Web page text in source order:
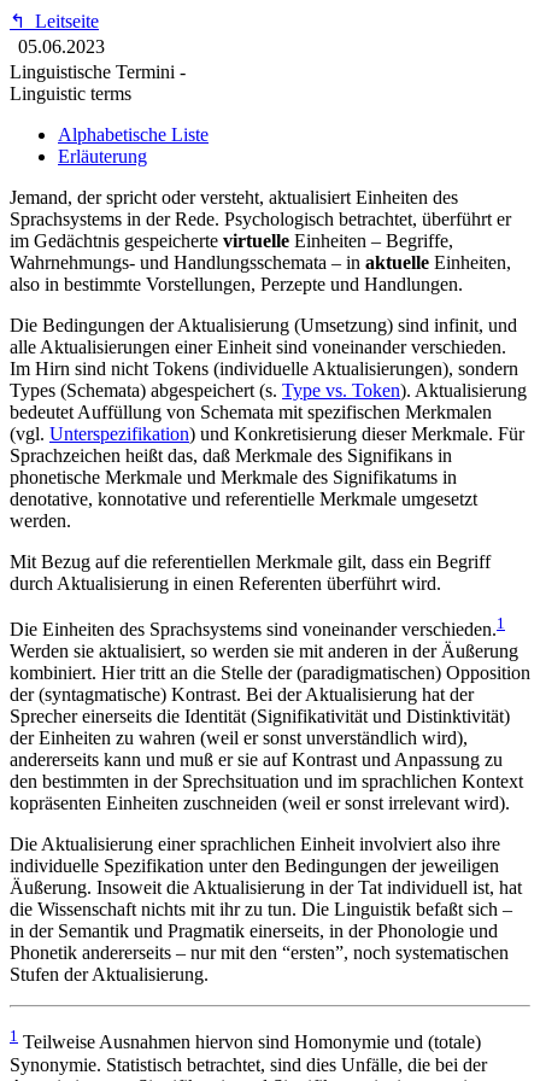
↰
Leitseite
05.06.2023
Linguistische Termini -
Linguistic terms
Alphabetische Liste
Erläuterung
Jemand, der spricht oder versteht, aktualisiert Einheiten des
Sprachsystems in der Rede. Psychologisch betrachtet, überführt er
im Gedächtnis gespeicherte virtuelle Einheiten – Begriffe,
Wahrnehmungs- und Handlungsschemata – in aktuelle Einheiten,
also in bestimmte Vorstellungen, Perzepte und Handlungen.
Die Bedingungen der Aktualisierung (Umsetzung) sind infinit, und
alle Aktualisierungen einer Einheit sind voneinander verschieden.
Im Hirn sind nicht Tokens (individuelle Aktualisierungen), sondern
Types (Schemata) abgespeichert (s. Type vs. Token). Aktualisierung
bedeutet Auffüllung von Schemata mit spezifischen Merkmalen
(vgl. Unterspezifikation) und Konkretisierung dieser Merkmale. Für
Sprachzeichen heißt das, daß Merkmale des Signifikans in
phonetische Merkmale und Merkmale des Signifikatums in
denotative, konnotative und referentielle Merkmale umgesetzt
werden.
Mit Bezug auf die referentiellen Merkmale gilt, dass ein Begriff
durch Aktualisierung in einen Referenten überführt wird.
Die Einheiten des Sprachsystems sind voneinander verschieden.1
Werden sie aktualisiert, so werden sie mit anderen in der Äußerung
kombiniert. Hier tritt an die Stelle der (paradigmatischen) Opposition
der (syntagmatische) Kontrast. Bei der Aktualisierung hat der
Sprecher einerseits die Identität (Signifikativität und Distinktivität)
der Einheiten zu wahren (weil er sonst unverständlich wird),
andererseits kann und muß er sie auf Kontrast und Anpassung zu
den bestimmten in der Sprechsituation und im sprachlichen Kontext
kopräsenten Einheiten zuschneiden (weil er sonst irrelevant wird).
Die Aktualisierung einer sprachlichen Einheit involviert also ihre
individuelle Spezifikation unter den Bedingungen der jeweiligen
Äußerung. Insoweit die Aktualisierung in der Tat individuell ist, hat
die Wissenschaft nichts mit ihr zu tun. Die Linguistik befaßt sich –
in der Semantik und Pragmatik einerseits, in der Phonologie und
Phonetik andererseits – nur mit den “ersten”, noch systematischen
Stufen der Aktualisierung.
1 Teilweise Ausnahmen hiervon sind Homonymie und (totale)
Synonymie. Statistisch betrachtet, sind dies Unfälle, die bei der